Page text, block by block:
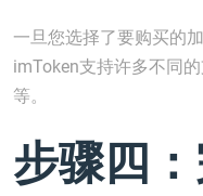
一旦您选择了要购买的
imToken支持许多不同
等。
步骤四